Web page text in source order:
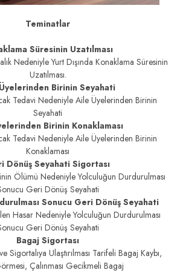
Teminatlar
Süresinin Uzatılması
Nedeniyle Yurt Dışında Konaklama Süresinin
Uzatılması.
Birinin Seyahati
Tedavi Nedeniyle Aile Üyelerinden Birinin
Seyahati
Birinin Konaklaması
Tedavi Nedeniyle Aile Üyelerinden Birinin
Konaklaması
Dönüş Seyahati Sigortası
Ölümü Nedeniyle Yolculuğun Durdurulması
Geri Dönüş Seyahati
Sonucu Geri Dönüş Seyahati
Hasar Nedeniyle Yolculuğun Durdurulması
Geri Dönüş Seyahati
Bagaj Sigortası
Sigortalıya Ulaştırılması Tarifeli Bagaj Kaybı,
Çalınması Gecikmeli Bagaj